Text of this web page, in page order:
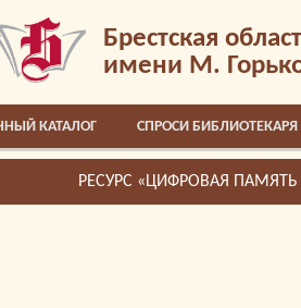
Брестская
имени М.
КАТАЛОГ СПРОСИ БИБЛИОТЕКАРЯ
БРЕСТЧИНЫ»